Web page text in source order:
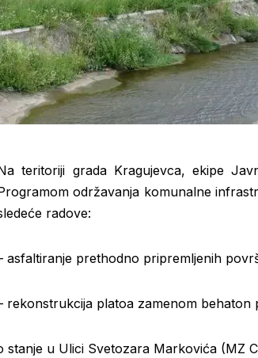
teritoriji grada Kragujevca, ekipe
održavanja komunalne
radove:
asfaltiranje prethodno pripremljenih
rekonstrukcija platoa zamenom
u Ulici Svetozara Markovića (MZ